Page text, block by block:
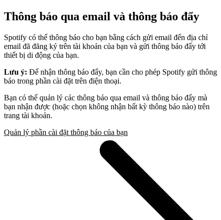
Thông báo qua email và thông báo đẩy
Spotify có thể thông báo cho bạn bằng cách gửi email đến địa chỉ
email đã đăng ký trên tài khoản của bạn và gửi thông báo đẩy tới
thiết bị di động của bạn.
Lưu ý: Để nhận thông báo đẩy, bạn cần cho phép Spotify gửi thông
báo trong phần cài đặt trên điện thoại.
Bạn có thể quản lý các thông báo qua email và thông báo đẩy mà
bạn nhận được (hoặc chọn không nhận bất kỳ thông báo nào) trên
trang tài khoản.
Quản lý phần cài đặt thông báo của bạn